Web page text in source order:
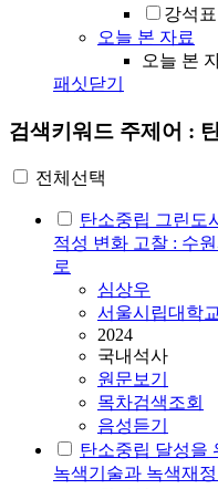
강석표
오늘 본 자료
오늘 본
패싯닫기
검색키워드 주제어 :
전체선택
탄소중립 그린도
적성 변화 고찰 : 수
로
심상우
서울시립대학
2024
국내석사
원문보기
목차검색조회
음성듣기
탄소중립 달성을
녹색기술과 녹색재